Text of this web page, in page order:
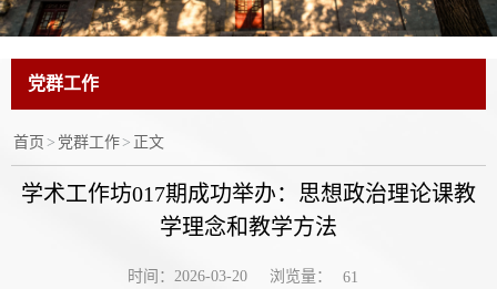
党群工作
首页 > 党群工作 > 正文
学术工作坊017期成功举办：思想政治理论课教
学理念和教学方法
时间：2026-03-20 浏览量： 61